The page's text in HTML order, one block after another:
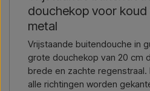
(artikelnummer of link naar het
gefactureerd en geleverd moet
Contact via mail →
douchekop voor
metal
Vrijstaande buitendouche in
grote douchekop van 20 cm
brede en zachte regenstraal.
alle richtingen worden